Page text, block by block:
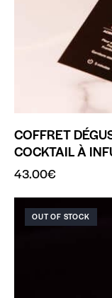
COFFRET
COCKTAIL À
43.00€
OUT OF STOCK